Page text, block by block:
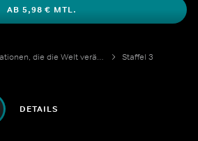
AB 5,98 € MTL.
Innovationen, die die Welt veränderten
Staffel 3
DETAILS